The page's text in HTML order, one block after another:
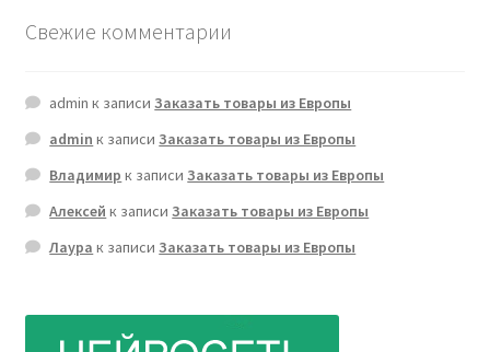
Свежие комментарии
admin к записиЗаказать товары из Европы
admin к записиЗаказать товары из Европы
Владимир к записиЗаказать товары из Европы
Алексей к записиЗаказать товары из Европы
Лаура к записиЗаказать товары из Европы